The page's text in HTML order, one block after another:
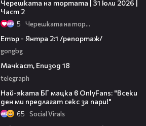
Черешката на тортата | 31 юли 2026 |
Част 2
5 Черешката на тортата
Етър - Янтра 2:1 /репортаж/
gongbg
Мачкаст, Епизод 18
telegraph
Най-яката БГ мацка в OnlyFans: "Всеки
ден ми предлагат секс за пари!"
65 Social Virals